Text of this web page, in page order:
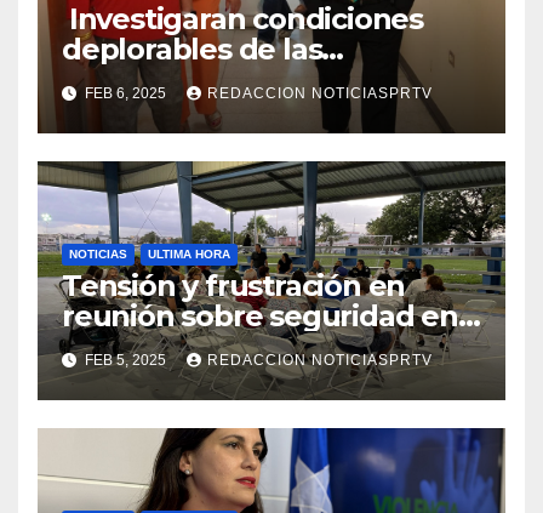
Investigaran condiciones
deplorables de las
facilidades el Departamento
de la Salud en Mayagüez
FEB 6, 2025 REDACCION NOTICIASPRTV
NOTICIAS ULTIMA HORA
Tensión y frustración en
reunión sobre seguridad en
Reparto Metropolitano
FEB 5, 2025 REDACCION NOTICIASPRTV